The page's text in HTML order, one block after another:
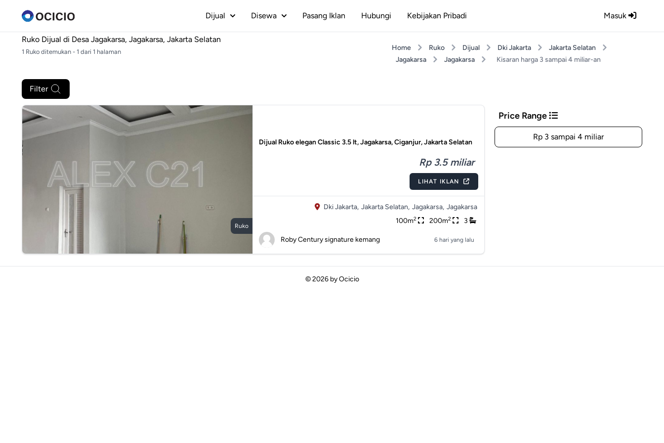
Masuk
Dijual Disewa Pasang Iklan Hubungi Kebijakan Pribadi
Ruko Dijual di Desa Jagakarsa, Jagakarsa, Jakarta Selatan
1 Ruko ditemukan - 1 dari 1 halaman Home Ruko Dijual Dki Jakarta
Jakarta Selatan
Jagakarsa
Jagakarsa Kisaran harga 3 sampai 4 miliar-an
Filter
Ruko
Dijual Ruko elegan Classic 3.5 lt, Jagakarsa, Ciganjur, Jakarta Selatan
Rp 3.5 miliar
LIHAT IKLAN
Dki Jakarta, Jakarta Selatan, Jagakarsa, Jagakarsa
100m2 200m2 3
Roby Century signature kemang 6 hari yang lalu
Price Range
Rp 3 sampai 4 miliar
© 2026 byOcicio